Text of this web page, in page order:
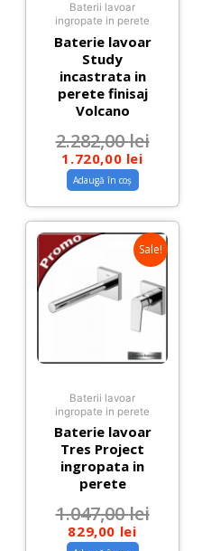
Baterii lavoar
ingropate in perete
Baterie lavoar
Study
incastrata in
perete finisaj
Volcano
2.282,00lei
1.720,00 lei
Adaugă în coș
Sale!
Baterii lavoar
ingropate in perete
Baterie lavoar
Tres Project
ingropata in
perete
1.047,00lei
829,00 lei